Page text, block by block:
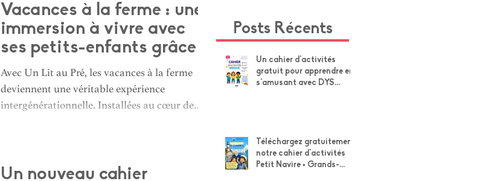
cuisiner ensemble. Téléchargez gratuitement
le cahier, imprimez-le à la maison et créez de
merveilleux souvenirs en famille.
Vacances à la ferme : une
immersion à vivre avec
ses petits-enfants grâce à
Un Lit au Pré
Avec Un Lit au Pré, les vacances à la ferme
deviennent une véritable expérience
intergénérationnelle. Installées au cœur de
les œufs, cuisiner ensemble ou profiter de
Un nouveau cahier
Posts Récents
Un cahier d'activités
gratuit pour apprendre en
s'amusant avec DYS
Téléchargez gratuitement
notre cahier d'activités
Petit Navire × Grands-